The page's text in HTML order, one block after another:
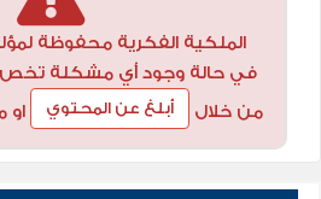
الملكية الفكرية محفوظة
في حالة وجود أي مشكلة تخص
من خلال
أبلغ عن المحتوي او